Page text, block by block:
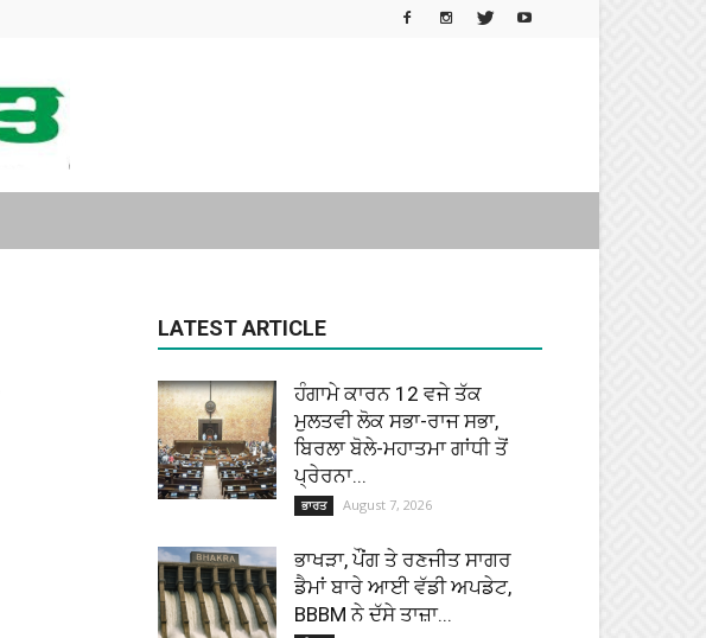
LATEST ARTICLE
ਹੰਗਾਮੇ ਕਾਰਨ 12 ਵਜੇ ਤੱਕ
ਮੁਲਤਵੀ ਲੋਕ ਸਭਾ-ਰਾਜ ਸਭਾ,
ਬਿਰਲਾ ਬੋਲੇ-ਮਹਾਤਮਾ ਗਾਂਧੀ ਤੋਂ
ਪ੍ਰੇਰਨਾ...
ਭਾਰਤ August 7, 2026
ਭਾਖੜਾ, ਪੌਂਗ ਤੇ ਰਣਜੀਤ ਸਾਗਰ
ਡੈਮਾਂ ਬਾਰੇ ਆਈ ਵੱਡੀ ਅਪਡੇਟ,
BBBM ਨੇ ਦੱਸੇ ਤਾਜ਼ਾ...